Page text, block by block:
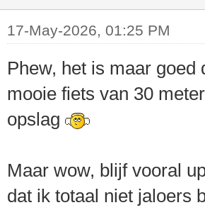
17-May-2026, 01:25 PM
Phew, het is maar
mooie fiets van 30
opslag
Maar wow, blijf vooral
dat ik totaal niet jaloers